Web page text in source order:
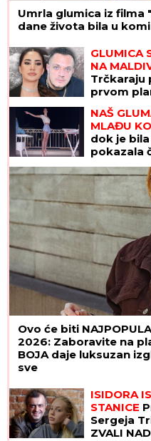
Umrla glumica iz filma
dane života bila u komi
GLUMICA
NA
Trčkaraju
prvom
NAŠ
MLAĐU
dok je
pokazala
Ovo će biti
2026: Zaboravite na
BOJA daje luksuzan
sve
ISIDORA
STANICE
Sergeja
ZVALI